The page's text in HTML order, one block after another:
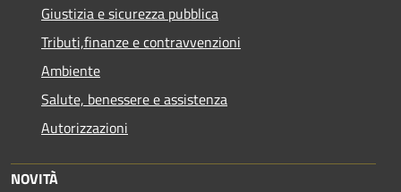
Giustizia e sicurezza pubblica
Tributi,finanze e contravvenzioni
Ambiente
Salute, benessere e assistenza
Autorizzazioni
NOVITÀ